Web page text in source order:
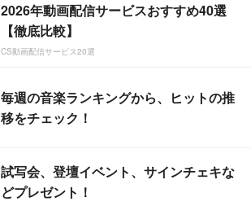
2026年動画配信サービスおすすめ40選
【徹底比較】
CS動画配信サービス20選
毎週の音楽ランキングから、ヒットの推
移をチェック！
試写会、登壇イベント、サインチェキな
どプレゼント！